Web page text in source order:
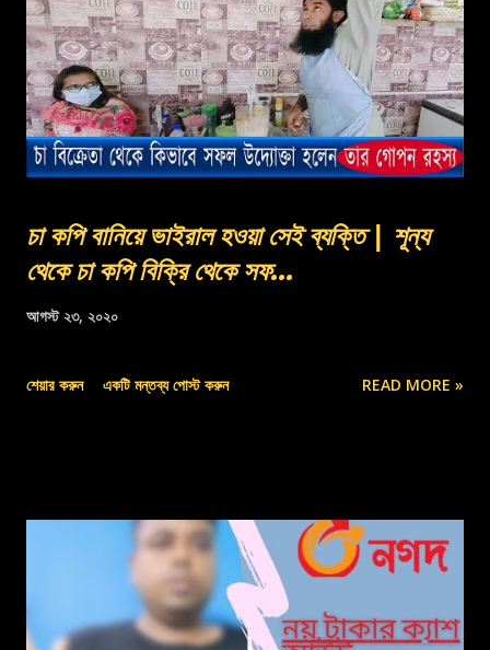
চা কপি বানিয়ে ভাইরাল হওয়া সেই ব্যক্তি | শূন্য
থেকে চা কপি বিক্রি থেকে সফ...
আগস্ট ২৩, ২০২০
শেয়ার করুন একটি মন্তব্য পোস্ট করুন READ MORE »